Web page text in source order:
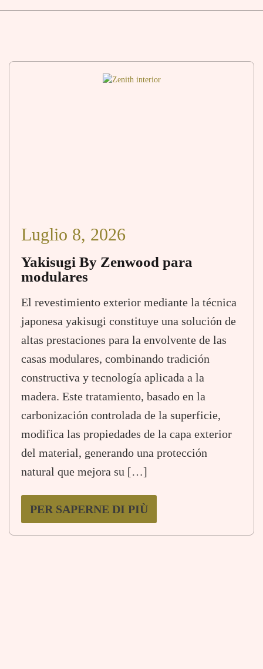
Luglio 8, 2026
Yakisugi By Zenwood para
modulares
El revestimiento exterior mediante la técnica
japonesa yakisugi constituye una solución de
altas prestaciones para la envolvente de las
casas modulares, combinando tradición
constructiva y tecnología aplicada a la
madera. Este tratamiento, basado en la
carbonización controlada de la superficie,
modifica las propiedades de la capa exterior
del material, generando una protección
natural que mejora su […]
PER SAPERNE DI PIÙ